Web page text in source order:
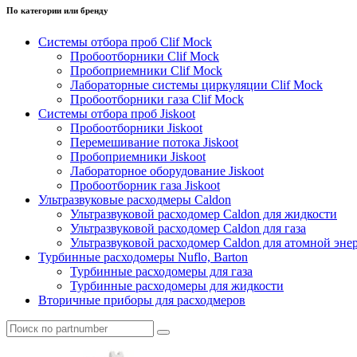
По категории или бренду
Системы отбора проб Clif Mock
Пробоотборники Clif Mock
Пробоприемники Clif Mock
Лабораторные системы циркуляции Clif Mock
Пробоотборники газа Clif Mock
Системы отбора проб Jiskoot
Пробоотборники Jiskoot
Перемешивание потока Jiskoot
Пробоприемники Jiskoot
Лабораторное оборудование Jiskoot
Пробоотборник газа Jiskoot
Ультразвуковые расходмеры Caldon
Ультразвуковой расходомер Caldon для жидкости
Ультразвуковой расходомер Caldon для газа
Ультразвуковой расходомер Caldon для атомной
Турбинные расходомеры Nuflo, Barton
Турбинные расходомеры для газа
Турбинные расходомеры для жидкости
Вторичные приборы для расходмеров